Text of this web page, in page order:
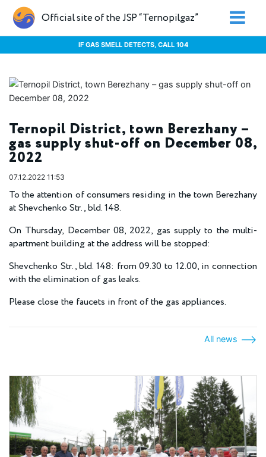
Official site of the JSP “Ternopilgaz”
IF GAS SMELL DETECTS, CALL 104
Ternopil District, town Berezhany –
gas supply shut-off on December 08,
2022
07.12.2022 11:53
To the attention of consumers residing in the town Berezhany
at Shevchenko Str., bld. 148.
On Thursday, December 08, 2022, gas supply to the multi-
apartment building at the address will be stopped:
Shevchenko Str., bld. 148: from 09.30 to 12.00, in connection
with the elimination of gas leaks.
Please close the faucets in front of the gas appliances.
All news